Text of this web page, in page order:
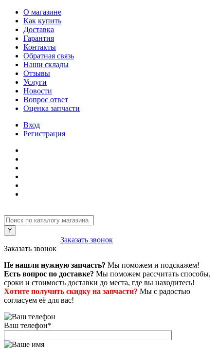
О магазине
Как купить
Доставка
Гарантия
Контакты
Обратная связь
Наши склады
Отзывы
Услуги
Новости
Вопрос ответ
Оценка запчасти
Вход
Регистрация
Заказать звонок
Заказать звонок
Не нашли нужную запчасть? Мы поможем и подскажем!
Есть вопрос по доставке? Мы поможем рассчитать способы,
сроки и стоимость доставки до места, где вы находитесь!
Хотите получить скидку на запчасти? Мы с радостью
согласуем её для вас!
Ваш телефон*